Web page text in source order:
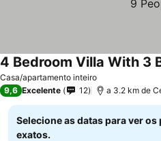
Casa/apartamento inteiro
9,6 Excelente 12 a 3.2 km de
Selecione as datas para ver os
exatos.